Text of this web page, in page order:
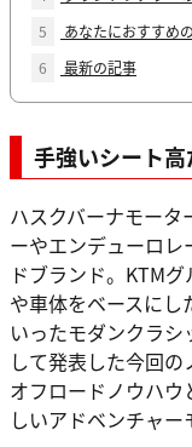
5
あなたにおすすめ
6
最新の記事
手強いシート
ハスクバーナモー
ーやエンデューロ
ドブランド。KTM
や車体をベースに
いったモダンクラ
して発表した今回
オフロードノウハ
しいアドベンチャー